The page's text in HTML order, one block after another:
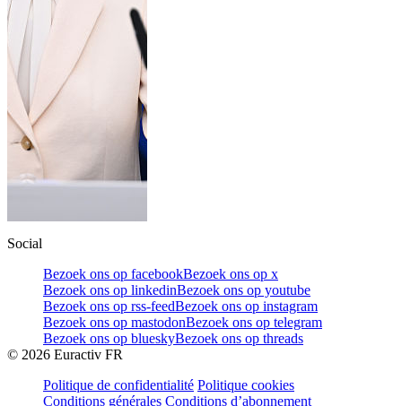
Social
Bezoek ons op facebookBezoek ons op x
Bezoek ons op linkedinBezoek ons op youtube
Bezoek ons op rss-feedBezoek ons op instagram
Bezoek ons op mastodonBezoek ons op telegram
Bezoek ons op blueskyBezoek ons op threads
© 2026 Euractiv FR
Politique de confidentialité Politique cookies
Conditions générales Conditions d’abonnement